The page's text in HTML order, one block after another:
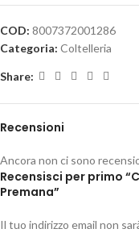
COD: 8007372001286
Categoria: Coltelleria
Share:
Recensioni
Ancora non ci sono
Recensisci per primo
Premana”
Il tuo indirizzo email non